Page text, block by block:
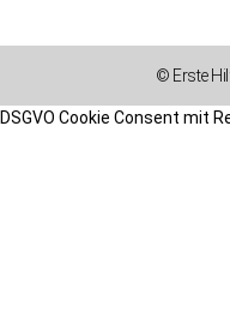
© Erste
DSGVO Cookie Consent mit